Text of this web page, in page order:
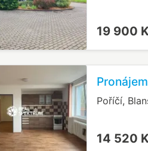
19 900
Poříčí,
14 520